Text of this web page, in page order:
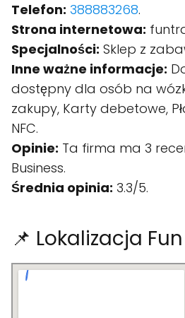
Telefon: 388883268.
Strona internetowa:
Specjalności: Sklep z
Inne ważne informacje:
dostępny dla osób na
zakupy, Karty debetowe,
NFC.
Opinie: Ta firma ma 3
Business.
Średnia opinia: 3.3/5.
📌 Lokalizacja